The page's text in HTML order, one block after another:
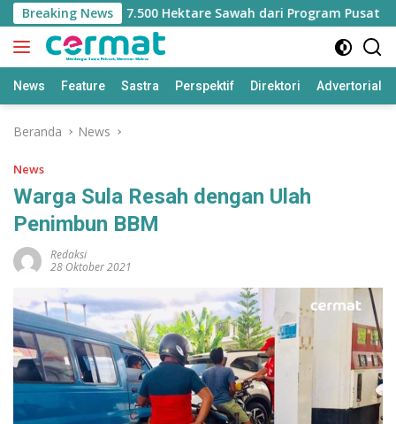
Langsung
ke
konten
Breaking News
Jatah 7.500 Hektare Sawah dari Program Pusat
News Feature Sastra Perspektif Direktori Advertorial
Beranda News
News
Warga Sula Resah dengan Ulah
Penimbun BBM
Redaksi
28 Oktober 2021